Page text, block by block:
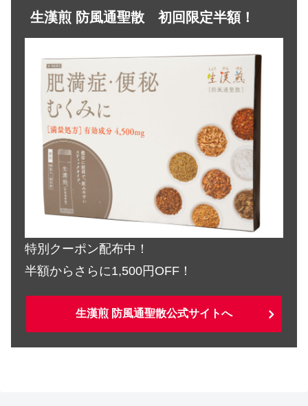
生漢煎 防風通聖散 初回限定半額！
特別クーポン配布中！
半額からさらに1,500円OFF！
生漢煎 防風通聖散公式サイトへ